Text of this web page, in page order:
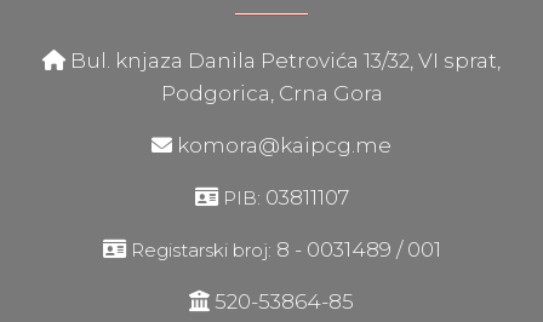
Bul. knjaza Danila Petrovića 13/32, VI sprat,
Podgorica, Crna Gora
komora@kaipcg.me
PIB: 03811107
Registarski broj: 8 - 0031489 / 001
520-53864-85